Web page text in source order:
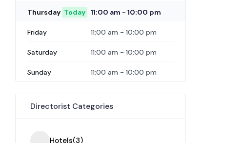
Thursday Today 11:00 am - 10:00 pm
Friday 11:00 am - 10:00 pm
Saturday 11:00 am - 10:00 pm
Sunday 11:00 am - 10:00 pm
Directorist Categories
Hotels(3)